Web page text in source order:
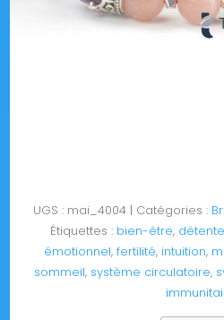
UGS : mai_4004 Catégories :
Étiquettes : bien-être,
émotionnel, fertilité, intuition,
sommeil, système circulatoire,